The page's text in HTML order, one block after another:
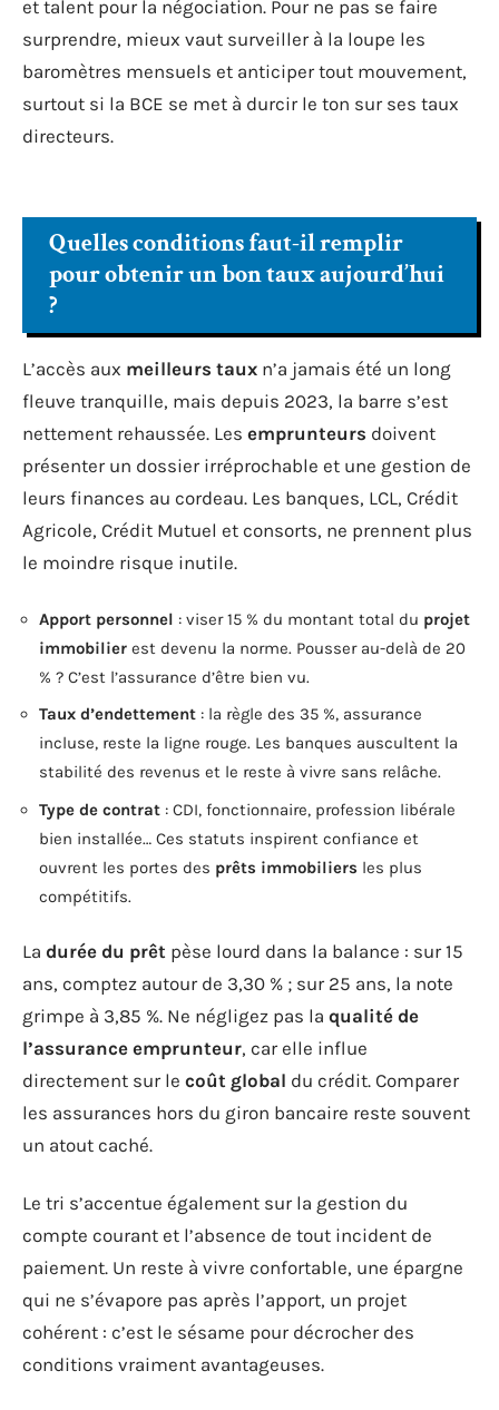
et talent pour la négociation. Pour ne pas se faire
surprendre, mieux vaut surveiller à la loupe les
baromètres mensuels et anticiper tout mouvement,
surtout si la BCE se met à durcir le ton sur ses taux
directeurs.
Quelles conditions faut-il remplir
pour obtenir un bon taux aujourd’hui
?
L’accès aux meilleurs taux n’a jamais été un long
fleuve tranquille, mais depuis 2023, la barre s’est
nettement rehaussée. Les emprunteurs doivent
présenter un dossier irréprochable et une gestion de
leurs finances au cordeau. Les banques, LCL, Crédit
Agricole, Crédit Mutuel et consorts, ne prennent plus
le moindre risque inutile.
Apport personnel : viser 15 % du montant total du projet
immobilier est devenu la norme. Pousser au-delà de 20
% ? C’est l’assurance d’être bien vu.
Taux d’endettement : la règle des 35 %, assurance
incluse, reste la ligne rouge. Les banques auscultent la
stabilité des revenus et le reste à vivre sans relâche.
Type de contrat : CDI, fonctionnaire, profession libérale
bien installée… Ces statuts inspirent confiance et
ouvrent les portes des prêts immobiliers les plus
compétitifs.
La durée du prêt pèse lourd dans la balance : sur 15
ans, comptez autour de 3,30 % ; sur 25 ans, la note
grimpe à 3,85 %. Ne négligez pas la qualité de
l’assurance emprunteur, car elle influe
directement sur le coût global du crédit. Comparer
les assurances hors du giron bancaire reste souvent
un atout caché.
Le tri s’accentue également sur la gestion du
compte courant et l’absence de tout incident de
paiement. Un reste à vivre confortable, une épargne
qui ne s’évapore pas après l’apport, un projet
cohérent : c’est le sésame pour décrocher des
conditions vraiment avantageuses.